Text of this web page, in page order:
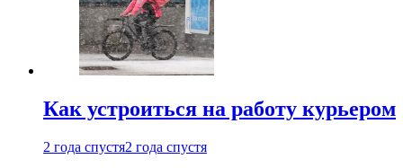
Как устроиться на работу курьером
2 года спустя2 года спустя